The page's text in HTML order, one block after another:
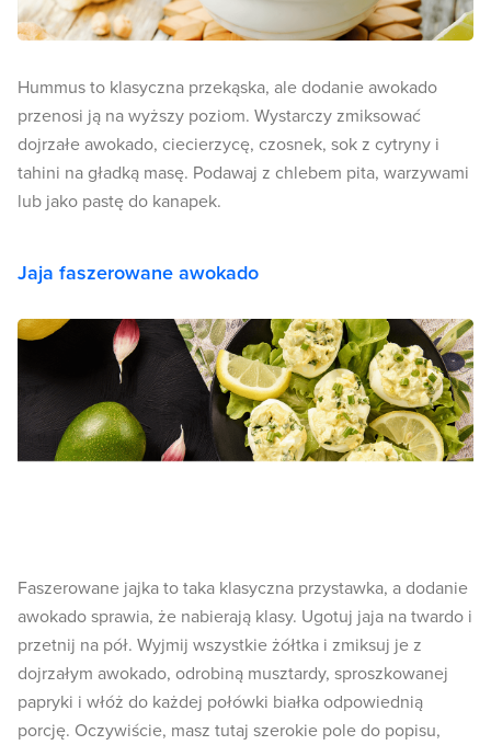
Hummus to klasyczna przekąska, ale dodanie awokado
przenosi ją na wyższy poziom. Wystarczy zmiksować
dojrzałe awokado, ciecierzycę, czosnek, sok z cytryny i
tahini na gładką masę. Podawaj z chlebem pita, warzywami
lub jako pastę do kanapek.
Jaja faszerowane awokado
Faszerowane jajka to taka klasyczna przystawka, a dodanie
awokado sprawia, że nabierają klasy. Ugotuj jaja na twardo i
przetnij na pół. Wyjmij wszystkie żółtka i zmiksuj je z
dojrzałym awokado, odrobiną musztardy, sproszkowanej
papryki i włóż do każdej połówki białka odpowiednią
porcję. Oczywiście, masz tutaj szerokie pole do popisu,